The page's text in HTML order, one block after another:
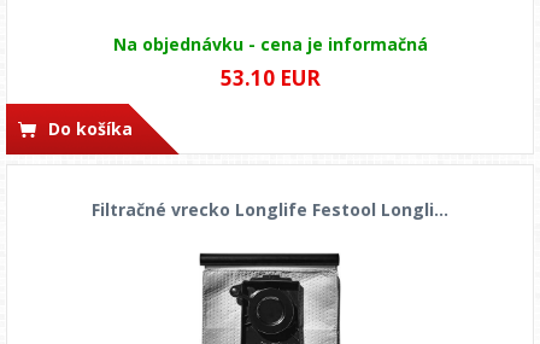
Na objednávku - cena je informačná
53.10 EUR
Do košíka
Filtračné vrecko Longlife Festool Longli...